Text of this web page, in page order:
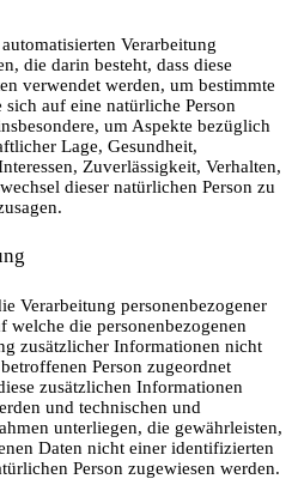
Verarbeitung
die darin besteht, dass diese
verwendet werden, um bestimmte
auf eine natürliche Person
um Aspekte bezüglich
Lage, Gesundheit,
Zuverlässigkeit, Verhalten,
dieser natürlichen Person zu
Verarbeitung personenbezogener
welche die personenbezogenen
zusätzlicher Informationen nicht
Person zugeordnet
zusätzlichen Informationen
und technischen und
unterliegen, die gewährleisten,
Daten nicht einer identifizierten
Person zugewiesen werden.